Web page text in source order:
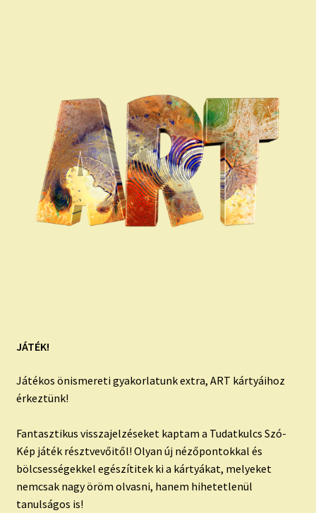
JÁTÉK!
Játékos önismereti gyakorlatunk extra, ART kártyáihoz
érkeztünk!
Fantasztikus visszajelzéseket kaptam a Tudatkulcs Szó-
Kép játék résztvevőitől! Olyan új nézőpontokkal és
bölcsességekkel egészítitek ki a kártyákat, melyeket
nemcsak nagy öröm olvasni, hanem hihetetlenül
tanulságos is!